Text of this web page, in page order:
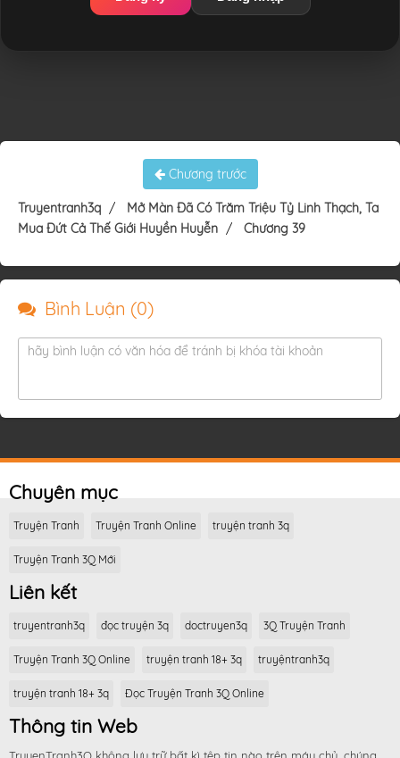
Chương trước
Truyentranh3q
Mở Màn Đã Có Trăm Triệu Tỷ Linh Thạch, Ta
Mua Đứt Cả Thế Giới Huyền Huyễn
Chương 39
Bình Luận (0)
hãy bình luận có văn hóa để tránh bị khóa tài khoản
Chuyên mục
Truyện Tranh Truyện Tranh Online truyện tranh 3q
Truyện Tranh 3Q Mới
Liên kết
truyentranh3q đọc truyện 3q doctruyen3q 3Q Truyện Tranh
Truyện Tranh 3Q Online truyện tranh 18+ 3q truyệntranh3q
truyện tranh 18+ 3q Đọc Truyện Tranh 3Q Online
Thông tin Web